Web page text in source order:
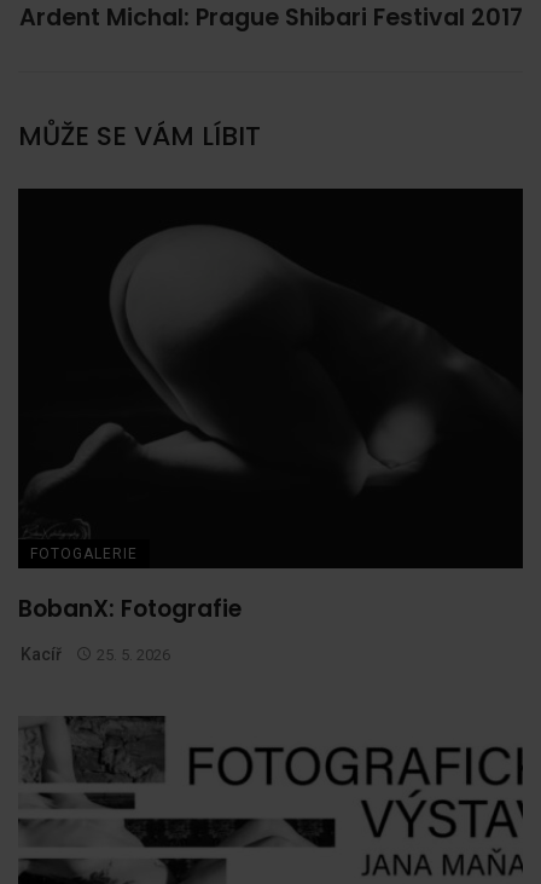
Ardent Michal: Prague Shibari Festival 2017
MŮŽE SE VÁM LÍBIT
FOTOGALERIE
BobanX: Fotografie
Kacíř 25. 5. 2026